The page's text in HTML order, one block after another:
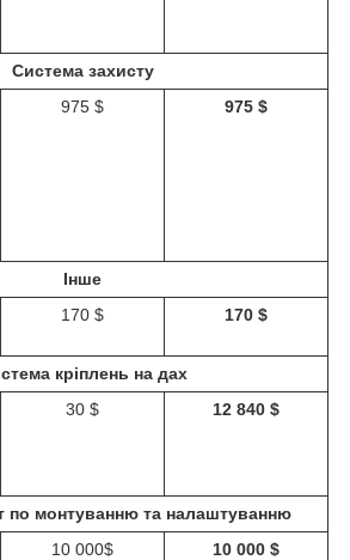
Система захисту
975 $ 975 $
Інше
170 $ 170 $
кріплень на дах
30 $ 12 840 $
по монтуванню та налаштуванню
10 000$ 10 000 $